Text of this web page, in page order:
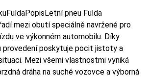
pneu Fulda
mezi obutí speciálně navržené pro
ve výkonném automobilu. Díky
provedení poskytuje pocit jistoty a
Mezi všemi vlastnostmi vyniká
dráha na suché vozovce a výborná